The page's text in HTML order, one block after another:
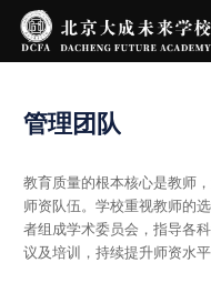
管理 团 队
教育质量的根本核心是教师
师资队伍。学校重视教师的
者组成学术委员会，指导各
议及培训，持续提升师资水平